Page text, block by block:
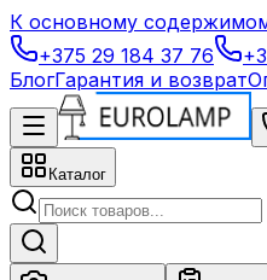
К основному
+375 29 184 37 76
БлогГарантия и возврат
Каталог